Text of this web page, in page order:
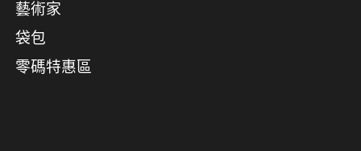
藝術家
袋包
零碼特惠區